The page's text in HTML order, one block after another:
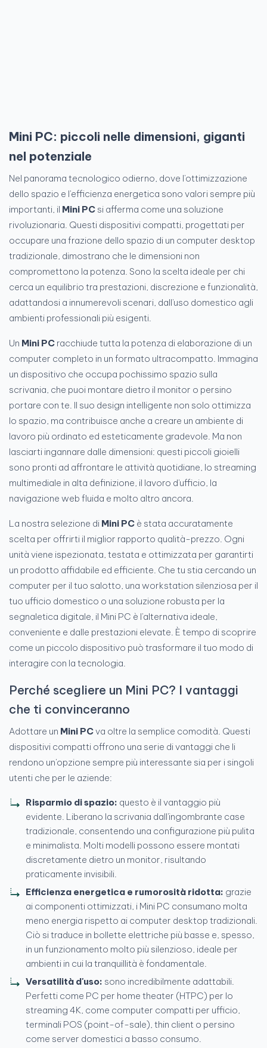
Mini PC: piccoli nelle dimensioni, giganti
nel potenziale
Nel panorama tecnologico odierno, dove l'ottimizzazione
dello spazio e l'efficienza energetica sono valori sempre più
importanti, il Mini PC si afferma come una soluzione
rivoluzionaria. Questi dispositivi compatti, progettati per
occupare una frazione dello spazio di un computer desktop
tradizionale, dimostrano che le dimensioni non
compromettono la potenza. Sono la scelta ideale per chi
cerca un equilibrio tra prestazioni, discrezione e funzionalità,
adattandosi a innumerevoli scenari, dall'uso domestico agli
ambienti professionali più esigenti.
Un Mini PC racchiude tutta la potenza di elaborazione di un
computer completo in un formato ultracompatto. Immagina
un dispositivo che occupa pochissimo spazio sulla
scrivania, che puoi montare dietro il monitor o persino
portare con te. Il suo design intelligente non solo ottimizza
lo spazio, ma contribuisce anche a creare un ambiente di
lavoro più ordinato ed esteticamente gradevole. Ma non
lasciarti ingannare dalle dimensioni: questi piccoli gioielli
sono pronti ad affrontare le attività quotidiane, lo streaming
multimediale in alta definizione, il lavoro d'ufficio, la
navigazione web fluida e molto altro ancora.
La nostra selezione di Mini PC è stata accuratamente
scelta per offrirti il miglior rapporto qualità-prezzo. Ogni
unità viene ispezionata, testata e ottimizzata per garantirti
un prodotto affidabile ed efficiente. Che tu stia cercando un
computer per il tuo salotto, una workstation silenziosa per il
tuo ufficio domestico o una soluzione robusta per la
segnaletica digitale, il Mini PC è l'alternativa ideale,
conveniente e dalle prestazioni elevate. È tempo di scoprire
come un piccolo dispositivo può trasformare il tuo modo di
interagire con la tecnologia.
Perché scegliere un Mini PC? I vantaggi
che ti convinceranno
Adottare un Mini PCva oltre la semplice comodità. Questi
dispositivi compatti offrono una serie di vantaggi che li
rendono un'opzione sempre più interessante sia per i singoli
utenti che per le aziende:
Risparmio di spazio: questo è il vantaggio più
evidente. Liberano la scrivania dall'ingombrante case
tradizionale, consentendo una configurazione più pulita
e minimalista. Molti modelli possono essere montati
discretamente dietro un monitor, risultando
praticamente invisibili.
Efficienza energetica e rumorosità ridotta: grazie
ai componenti ottimizzati, i Mini PC consumano molta
meno energia rispetto ai computer desktop tradizionali.
Ciò si traduce in bollette elettriche più basse e, spesso,
in un funzionamento molto più silenzioso, ideale per
ambienti in cui la tranquillità è fondamentale.
Versatilità d'uso: sono incredibilmente adattabili.
Perfetti come PC per home theater (HTPC) per lo
streaming 4K, come computer compatti per ufficio,
terminali POS (point-of-sale), thin client o persino
come server domestici a basso consumo.